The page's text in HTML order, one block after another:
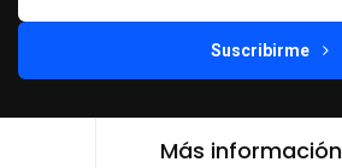
Suscribirme
Más información